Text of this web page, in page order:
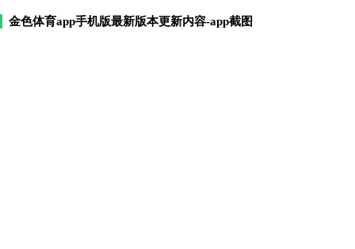
金色体育app手机版最新版本更新内容-app截图